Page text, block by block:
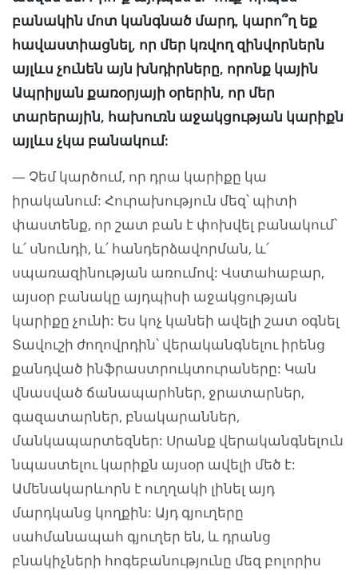
բանակին մոտ կանգնած մարդ, կարո՞ղ եք
հավաստիացնել, որ մեր կռվող զինվորներն
այլևս չունեն այն խնդիրները, որոնք կային
Ապրիլյան քառօրյայի օրերին, որ մեր
տարերային, հախուռն աջակցության կարիքն
այլևս չկա բանակում:
— Չեմ կարծում, որ դրա կարիքը կա
իրականում: Հուրախություն մեզ՝ պիտի
փաստենք, որ շատ բան է փոխվել բանակում՝
և՛ սնունդի, և՛ հանդերձավորման, և՛
սպառազինության առումով: Վստահաբար,
այսօր բանակը այդպիսի աջակցության
կարիքը չունի: Ես կոչ կանեի ավելի շատ օգնել
Տավուշի ժողովրդին՝ վերականգնելու իրենց
քանդված ինֆրաստրուկտուրաները: Կան
վնասված ճանապարհներ, ջրատարներ,
գազատարներ, բնակարաններ,
մանկապարտեզներ: Սրանք վերականգնելուն
նպաստելու կարիքն այսօր ավելի մեծ է:
Ամենակարևորն է ուղղակի լինել այդ
մարդկանց կողքին: Այդ գյուղերը
սահմանապահ գյուղեր են, և դրանց
բնակիչների հոգեբանությունը մեզ բոլորիս